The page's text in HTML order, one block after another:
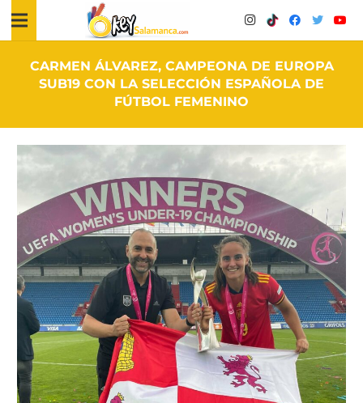
CARMEN ÁLVAREZ, CAMPEONA DE EUROPA
SUB19 CON LA SELECCIÓN ESPAÑOLA DE
FÚTBOL FEMENINO